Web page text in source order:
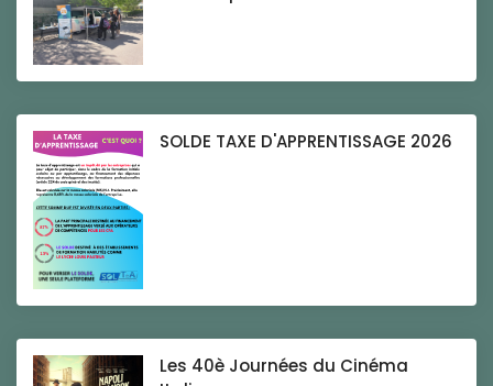
SOLDE TAXE D'APPRENTISSAGE 2026
Les 40è Journées du Cinéma